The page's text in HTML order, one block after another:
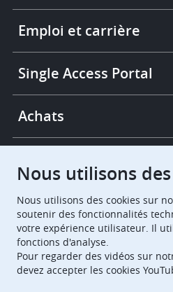
More
links
Emploi et carrière
Single Access Portal
Achats
European Patent Office
EuropeanPatentOffice
Nous utilisons
Nous utilisons des cookies sur
soutenir des fonctionnalités
votre expérience utilisateur. Il
fonctions d'analyse.
Pour regarder des vidéos sur
devez accepter les cookies